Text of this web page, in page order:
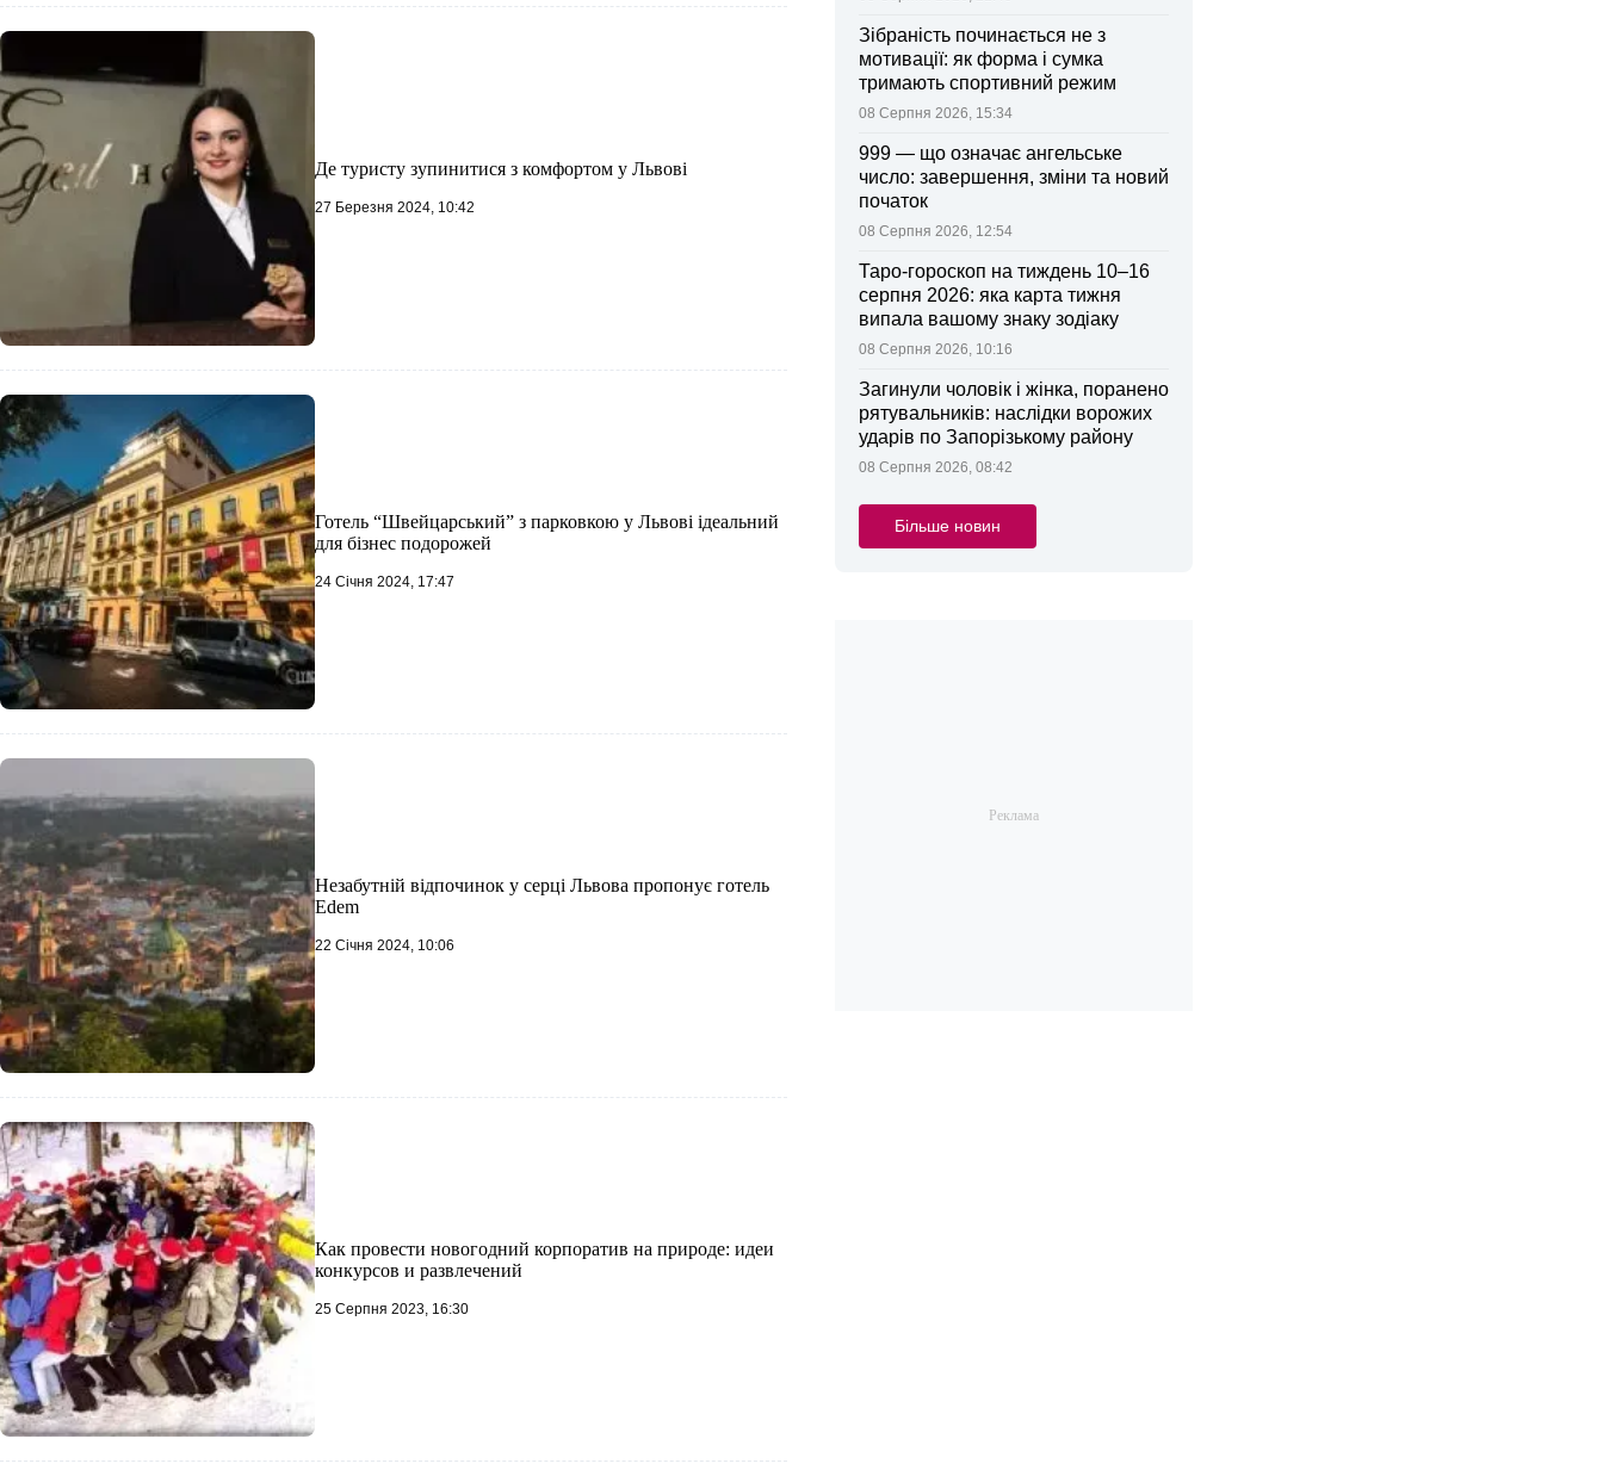
Де туристу зупинитися з комфортом у Львові
27 Березня 2024, 10:42
Готель “Швейцарський” з парковкою у Львові ідеальний
для бізнес подорожей
24 Січня 2024, 17:47
Незабутній відпочинок у серці Львова пропонує готель
Edem
22 Січня 2024, 10:06
Как провести новогодний корпоратив на природе: идеи
конкурсов и развлечений
25 Серпня 2023, 16:30
Зібраність починається не з
мотивації: як форма і сумка
тримають спортивний режим
08 Серпня 2026, 15:34
999 — що означає ангельське
число: завершення, зміни та новий
початок
08 Серпня 2026, 12:54
Таро-гороскоп на тиждень 10–16
серпня 2026: яка карта тижня
випала вашому знаку зодіаку
08 Серпня 2026, 10:16
Загинули чоловік і жінка, поранено
рятувальників: наслідки ворожих
ударів по Запорізькому району
08 Серпня 2026, 08:42
Більше новин